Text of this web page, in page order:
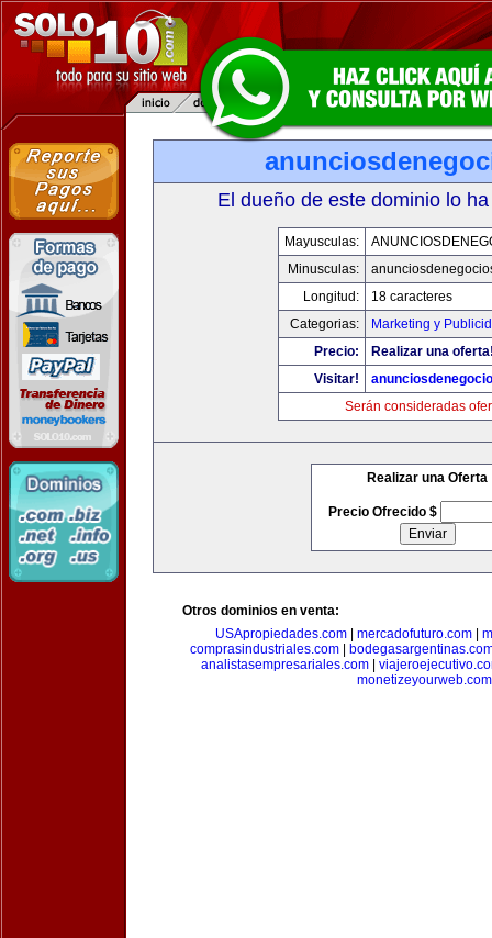
El dueño de este dominio lo
Mayusculas:
Minusculas:
Longitud:
18 caracteres
Categorias:
Marketing y
Precio:
Realizar una
Visitar!
Serán consideradas
Realizar una Oferta
Precio Ofrecido $
Otros dominios en venta:
USApropiedades.com| mercadofuturo.com|
comprasindustriales.com
analistasempresariales.com
monetizeyourweb.com